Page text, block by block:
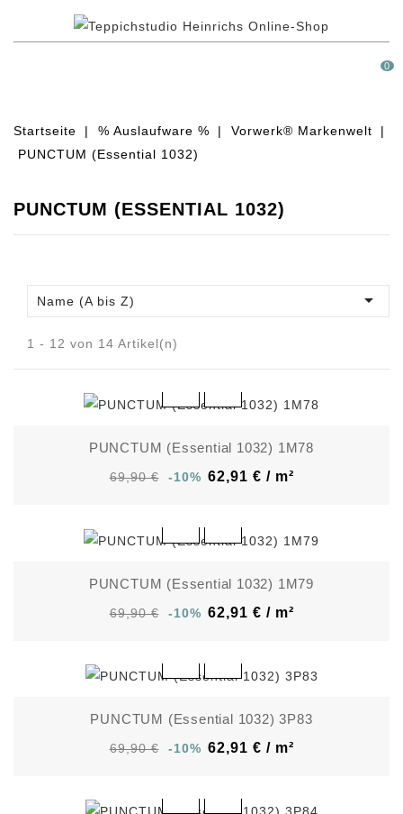
0
Startseite % Auslaufware %
Vorwerk® Markenwelt
PUNCTUM (Essential 1032)
PUNCTUM (ESSENTIAL 1032)
Name (A bis Z) 
1 - 12 von 14 Artikel(n)
PUNCTUM (Essential 1032) 1M78
69,90 € -10% 62,91 € / m²
PUNCTUM (Essential 1032) 1M79
69,90 € -10% 62,91 € / m²
PUNCTUM (Essential 1032) 3P83
69,90 € -10% 62,91 € / m²